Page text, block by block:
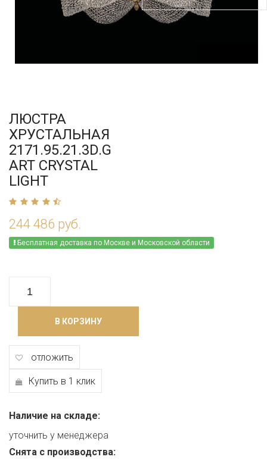
ЛЮСТРА
ХРУСТАЛЬНАЯ
2171.95.21.3D.G
ART CRYSTAL
LIGHT
244 486 руб.
Бесплатная доставка по Москве и Московской области
В КОРЗИНУ
отложить
Купить в 1 клик
Наличие на складе:
уточнить у менеджера
Снята с производства: